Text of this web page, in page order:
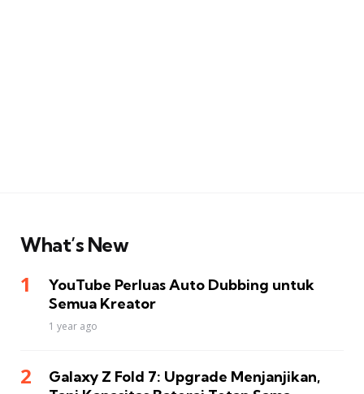
What’s New
YouTube Perluas Auto Dubbing untuk
Semua Kreator
1 year ago
Galaxy Z Fold 7: Upgrade Menjanjikan,